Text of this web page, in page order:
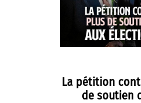
La pétition
de soutien